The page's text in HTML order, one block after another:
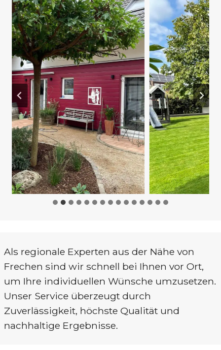
Als regionale Experten aus der Nähe von
Frechen sind wir schnell bei Ihnen vor Ort,
um Ihre individuellen Wünsche umzusetzen.
Unser Service überzeugt durch
Zuverlässigkeit, höchste Qualität und
nachhaltige Ergebnisse.